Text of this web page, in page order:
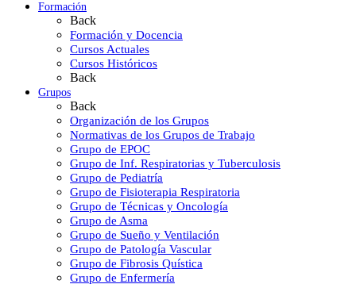
Formación
Back
Formación y Docencia
Cursos Actuales
Cursos Históricos
Back
Grupos
Back
Organización de los Grupos
Normativas de los Grupos de Trabajo
Grupo de EPOC
Grupo de Inf. Respiratorias y Tuberculosis
Grupo de Pediatría
Grupo de Fisioterapia Respiratoria
Grupo de Técnicas y Oncología
Grupo de Asma
Grupo de Sueño y Ventilación
Grupo de Patología Vascular
Grupo de Fibrosis Quística
Grupo de Enfermería